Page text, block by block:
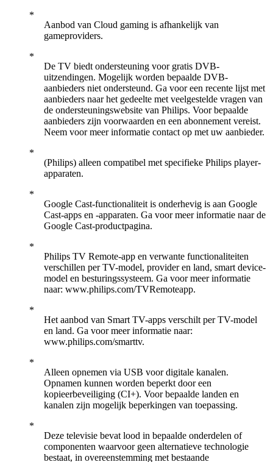
Aanbod van Cloud gaming is afhankelijk van
gameproviders.
De TV biedt ondersteuning voor gratis DVB-
uitzendingen. Mogelijk worden bepaalde DVB-
aanbieders niet ondersteund. Ga voor een recente lijst met
aanbieders naar het gedeelte met veelgestelde vragen van
de ondersteuningswebsite van Philips. Voor bepaalde
aanbieders zijn voorwaarden en een abonnement vereist.
Neem voor meer informatie contact op met uw aanbieder.
(Philips) alleen compatibel met specifieke Philips player-
apparaten.
Google Cast-functionaliteit is onderhevig is aan Google
Cast-apps en -apparaten. Ga voor meer informatie naar de
Google Cast-productpagina.
Philips TV Remote-app en verwante functionaliteiten
verschillen per TV-model, provider en land, smart device-
model en besturingssysteem. Ga voor meer informatie
naar: www.philips.com/TVRemoteapp.
Het aanbod van Smart TV-apps verschilt per TV-model
en land. Ga voor meer informatie naar:
www.philips.com/smarttv.
Alleen opnemen via USB voor digitale kanalen.
Opnamen kunnen worden beperkt door een
kopieerbeveiliging (CI+). Voor bepaalde landen en
kanalen zijn mogelijk beperkingen van toepassing.
Deze televisie bevat lood in bepaalde onderdelen of
componenten waarvoor geen alternatieve technologie
bestaat, in overeenstemming met bestaande